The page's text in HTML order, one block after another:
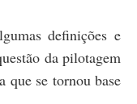
definições e
da pilotagem
que se tornou base